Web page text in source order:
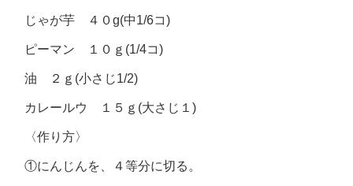
じゃが芋 ４０g(中1/6コ)
ピーマン １０ｇ(1/4コ)
油 ２ｇ(小さじ1/2)
カレールウ １５ｇ(大さじ１)
〈作り方〉
①にんじんを、４等分に切る。